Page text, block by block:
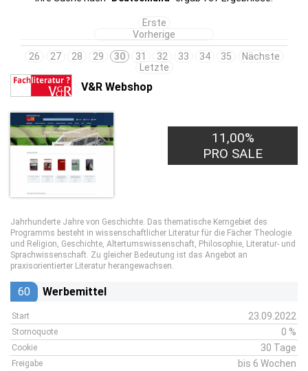
Erste
Vorherige
26
27 28 29 30 31 32 33 34 35
Nächste
Letzte
V&R Webshop
11,00%
PRO SALE
Jahrhunderte Jahre von Geschichte. Das thematische Kerngebiet des
Programms besteht in wissenschaftlicher Literatur für die Fächer Theologie
und Religion, Geschichte, Altertumswissenschaft, Philosophie, Literatur- und
Sprachwissenschaft. Zu gleicher Bedeutung ist das Angebot an
praxisorientierter Literatur herangewachsen.
60 Werbemittel
Start 23.09.2022
Stornoquote 0 %
Cookie 30 Tage
Freigabe bis 6 Wochen